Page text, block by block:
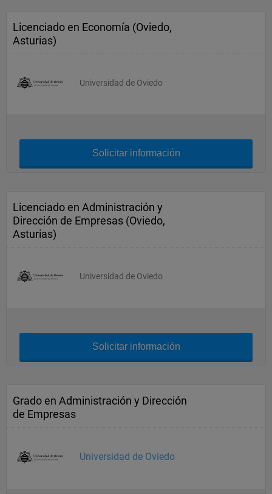
Licenciado en Economía (Oviedo,
Asturias)
Universidad de Oviedo
Solicitar información
Licenciado en Administración y
Dirección de Empresas (Oviedo,
Asturias)
Universidad de Oviedo
Solicitar información
Grado en Administración y Dirección
de Empresas
Universidad de Oviedo